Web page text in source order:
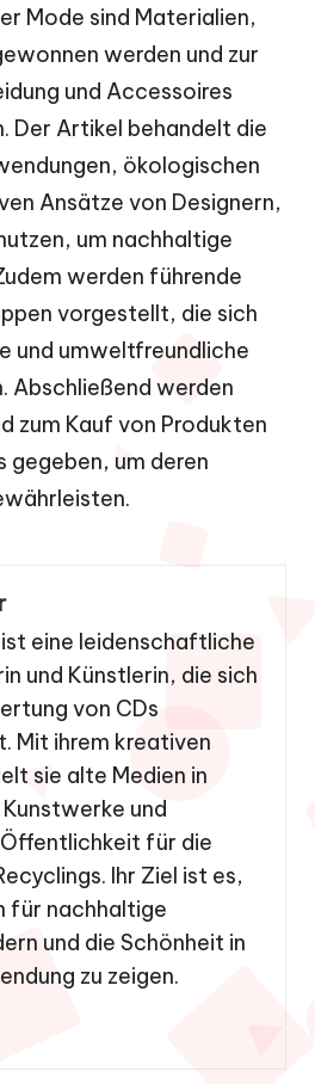
Mode sind Materialien,
werden und zur
und Accessoires
Der Artikel behandelt die
ökologischen
Ansätze von Designern,
um nachhaltige
werden führende
vorgestellt, die sich
und umweltfreundliche
Abschließend werden
zum Kauf von Produkten
gegeben, um deren
eine leidenschaftliche
und Künstlerin, die sich
von CDs
Mit ihrem kreativen
sie alte Medien in
und
für die
Ihr Ziel ist es,
für nachhaltige
und die Schönheit in
zu zeigen.